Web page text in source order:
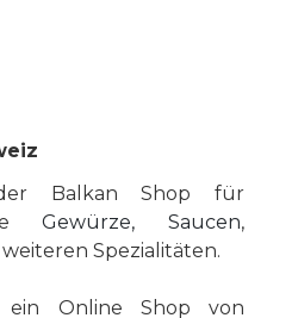
Balkan Shop für
Gewürze, Saucen,
Spezialitäten.
ein Online Shop von